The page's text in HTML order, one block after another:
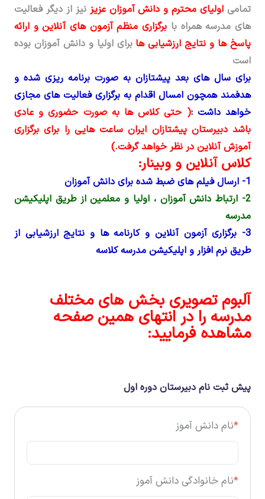
تمامی اولیای محترم و دانش آموزان عزیز نیز از دیگر فعالیت
های مدرسه همراه با برگزاری منظم آزمون های آنلاین و ارائه
پاسخ ها و نتایج ارزشیابی ها برای اولیا و دانش آموزان بوده
است
برای سال های بعد پیشتازان به صورت برنامه ریزی شده و
هدفمند همچون امسال اقدام به برگزاری فعالیت های مجازی
خواهد داشت :( حتی کلاس ها به صورت حضوری و عادی
باشد دبیرستان پیشتازان ایران ساعت هایی را برای برگزاری
آموزش آنلاین در نظر خواهد گرفت.)
کلاس آنلاین و وبینار:
1- ارسال فیلم های ضبط شده برای دانش آموزان
2- ارتباط دانش آموزان ، اولیا و معلمین از طریق اپلیکیشن
مدرسه
3- برگزاری آزمون آنلاین و کارنامه ها و نتایج ارزشیابی از
طریق نرم افزار و اپلیکیشن مدرسه کلاسه
آلبوم تصویری بخش های مختلف
مدرسه را در انتهای همین صفحه
مشاهده فرمایید:
پیش ثبت نام دبیرستان دوره اول
*نام دانش آموز
*نام خانوادگی دانش آموز